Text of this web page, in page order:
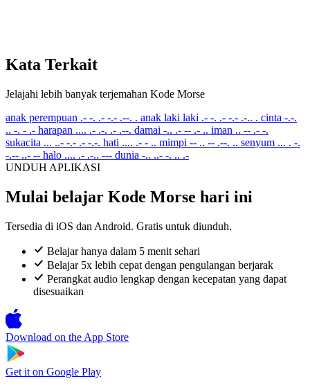
Kata Terkait
Jelajahi lebih banyak terjemahan Kode Morse
anak perempuan .- -. .- -.- .--. . anak laki laki .- -. .- -.- .-.. . cinta -.-.
.. -. - .- harapan .... .- .-. .- .--. damai -.. .- -- .- .. iman .. -- .- -.
sukacita ... ..- -.- .- -.-. hati .... .- - .. mimpi -- .. -- .--. .. senyum ... . -.
-.-- ..- -- halo .... .- .-.. --- dunia -.. ..- -. .. .-
UNDUH APLIKASI
Mulai belajar Kode Morse hari ini
Tersedia di iOS dan Android. Gratis untuk diunduh.
Belajar hanya dalam 5 menit sehari
Belajar 5x lebih cepat dengan pengulangan berjarak
Perangkat audio lengkap dengan kecepatan yang dapat
disesuaikan
Download on the App Store
Get it on Google Play